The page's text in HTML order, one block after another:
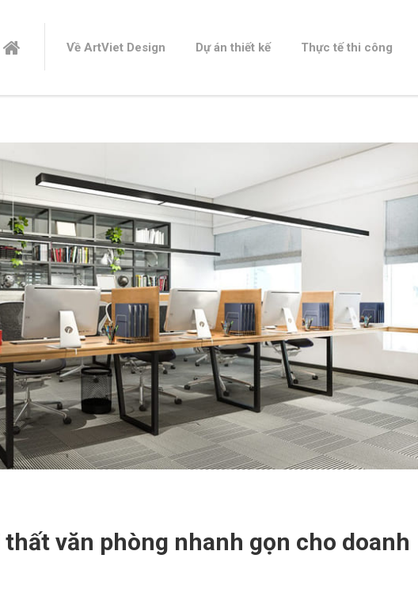
Về ArtViet Design Dự án thiết kế Thực tế thi công
văn phòng nhanh gọn cho doanh